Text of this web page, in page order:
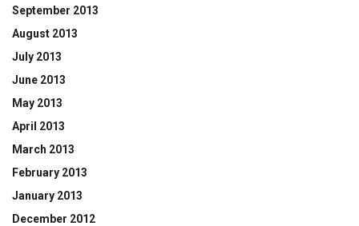
September 2013
August 2013
July 2013
June 2013
May 2013
April 2013
March 2013
February 2013
January 2013
December 2012